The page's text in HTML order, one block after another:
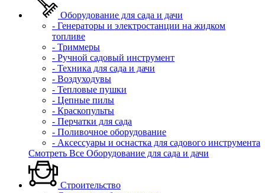
Оборудование для сада и дачи
- Генераторы и электростанции на жидком
топливе
- Триммеры
- Ручной садовый инструмент
- Техника для сада и дачи
- Воздуходувы
- Тепловые пушки
- Цепные пилы
- Краскопульты
- Перчатки для сада
- Поливочное оборудование
- Аксессуары и оснастка для садового инструмента
Смотреть Все Оборудование для сада и дачи
Строительство